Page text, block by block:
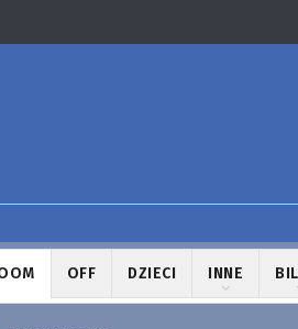
OFF DZIECI INNE